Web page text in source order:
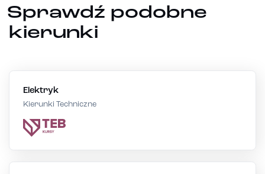
Sprawdź podobne
kierunki
Elektryk
Kierunki Techniczne